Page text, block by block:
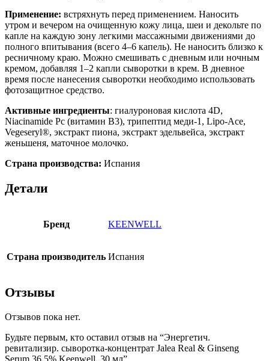
Применение: встряхнуть перед применением. Наносить
утром и вечером на очищенную кожу лица, шеи и декольте по
капле на каждую зону легкими массажными движениями до
полного впитывания (всего 4–6 капель). Не наносить близко к
ресничному краю. Можно смешивать с дневным или ночным
кремом, добавляя 1–2 капли сыворотки в крем. В дневное
время после нанесения сыворотки необходимо использовать
фотозащитное средство.
Активные ингредиенты: гиалуроновая кислота 4D,
Niacinamide Pc (витамин B3), трипептид меди-1, Lipo-Ace,
Vegeseryl®, экстракт пиона, экстракт эдельвейса, экстракт
женьшеня, маточное молочко.
Страна производства: Испания
Детали
Бренд KEENWELL
Страна производитель Испания
Отзывы
Отзывов пока нет.
Будьте первым, кто оставил отзыв на “Энергетич.
ревитализир. сыворотка-концентрат Jalea Real & Ginseng
Serum 36,5% Keenwell, 30 мл”